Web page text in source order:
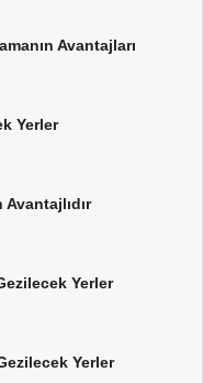
Avantajları
Yerler
Yerler
Yerler